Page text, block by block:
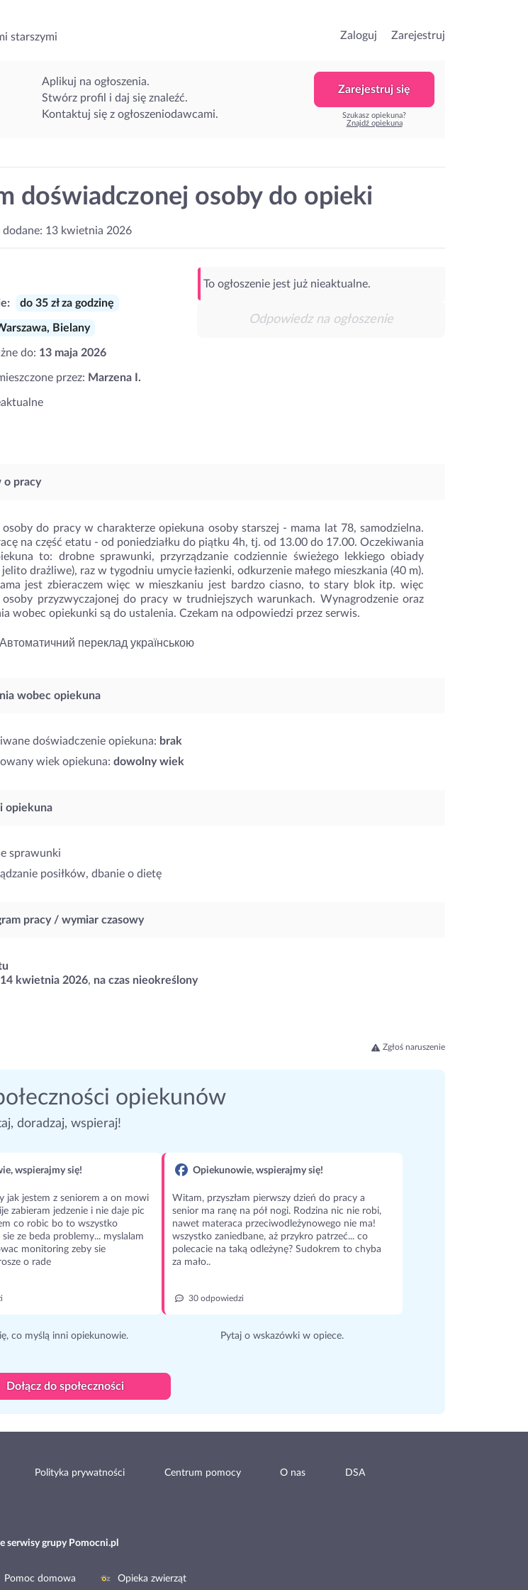
starszymi Zaloguj Zarejestruj
Aplikuj na ogłoszenia.
Stwórz profil i daj się znaleźć.
Kontaktuj się z ogłoszeniodawcami.
Zarejestruj się
Szukasz opiekuna?
Znajdź opiekuna
doświadczonej osoby do opieki
dodane: 13 kwietnia 2026
do 35 zł za godzinę
Bielany
do: 13 maja 2026
przez: Marzena I.
To ogłoszenie jest już nieaktualne.
Odpowiedz na ogłoszenie
o pracy
osoby do pracy w charakterze opiekuna osoby starszej - mama lat 78, samodzielna.
na część etatu - od poniedziałku do piątku 4h, tj. od 13.00 do 17.00. Oczekiwania
to: drobne sprawunki, przyrządzanie codziennie świeżego lekkiego obiady
jelito drażliwe), raz w tygodniu umycie łazienki, odkurzenie małego mieszkania (40 m).
jest zbieraczem więc w mieszkaniu jest bardzo ciasno, to stary blok itp. więc
osoby przyzwyczajonej do pracy w trudniejszych warunkach. Wynagrodzenie oraz
wobec opiekunki są do ustalenia. Czekam na odpowiedzi przez serwis.
Автоматичний переклад українською
wobec opiekuna
doświadczenie opiekuna: brak
wiek opiekuna: dowolny wiek
opiekuna
sprawunki
posiłków, dbanie o dietę
pracy / wymiar czasowy
14 kwietnia 2026, na czas nieokreślony
Zgłoś naruszenie
opiekunów
doradzaj, wspieraj!
wspierajmy się!
jak jestem z seniorem a on mowi
zabieram jedzenie i nie daje pic
co robic bo to wszystko
ze beda problemy... myslalam
monitoring zeby sie
o rade
co myślą inni opiekunowie.
Opiekunowie, wspierajmy się!
Witam, przyszłam pierwszy dzień do pracy a
senior ma ranę na pół nogi. Rodzina nic nie robi,
nawet materaca przeciwodleżynowego nie ma!
wszystko zaniedbane, aż przykro patrzeć... co
polecacie na taką odleżynę? Sudokrem to chyba
za mało..
30 odpowiedzi
Pytaj o wskazówki w opiece.
Dołącz do społeczności
Polityka prywatności Centrum pomocy O nas DSA
serwisy grupy Pomocni.pl
Pomoc domowa Opieka zwierząt